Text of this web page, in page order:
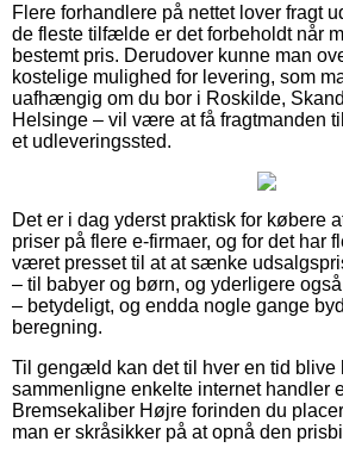
Flere forhandlere på nettet lover fragt
de fleste tilfælde er det forbeholdt når
bestemt pris. Derudover kunne man
kostelige mulighed for levering, som
uafhængig om du bor i Roskilde,
Helsinge – vil være at få fragtmanden
et udleveringssted.
Det er i dag yderst praktisk for købere
priser på flere e-firmaer, og for det har
været presset til at at sænke
– til babyer og børn, og yderligere
– betydeligt, og endda nogle gange
beregning.
Til gengæld kan det til hver en tid blive
sammenligne enkelte internet handler
Bremsekaliber Højre forinden du
man er skråsikker på at opnå den